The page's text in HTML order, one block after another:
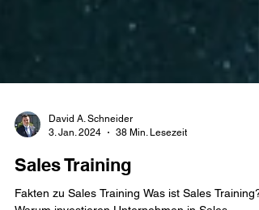
David A. Schneider
38 Min. Lesezeit